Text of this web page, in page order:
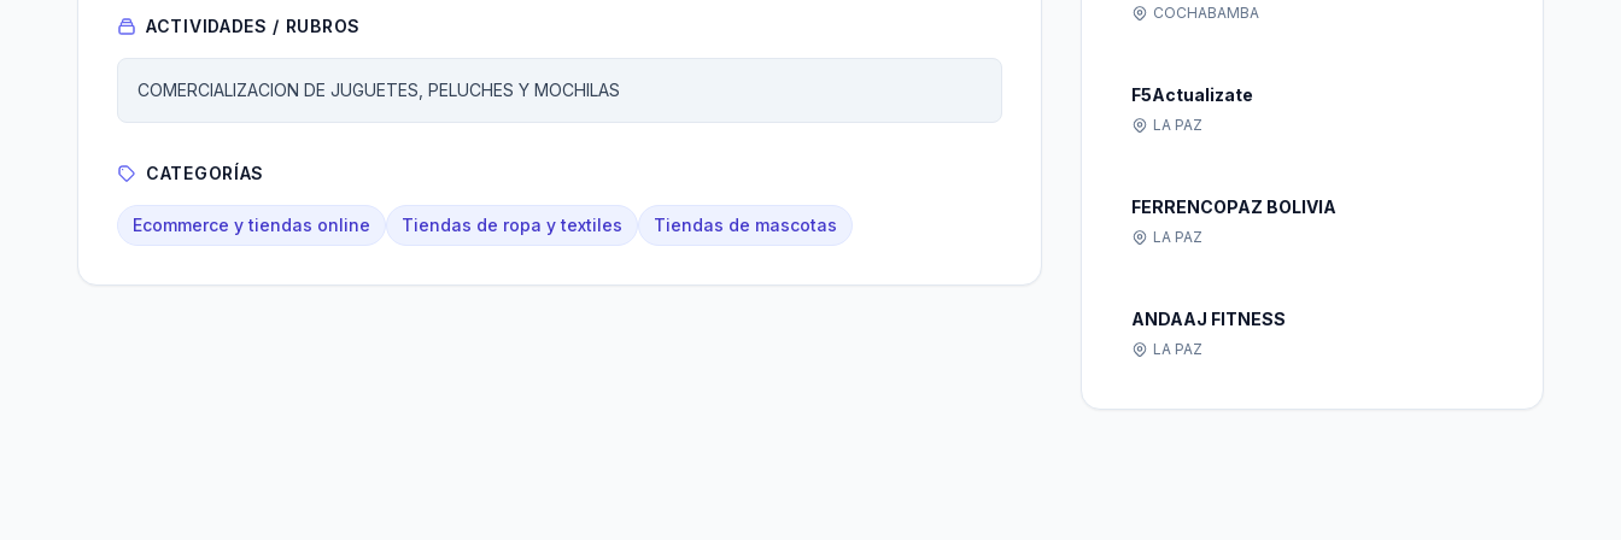
ACTIVIDADES / RUBROS
COMERCIALIZACION DE JUGUETES, PELUCHES Y MOCHILAS
CATEGORÍAS
Ecommerce y tiendas online Tiendas de ropa y textiles Tiendas de mascotas
COCHABAMBA
F5Actualizate
LA PAZ
FERRENCOPAZ BOLIVIA
LA PAZ
ANDAAJ FITNESS
LA PAZ